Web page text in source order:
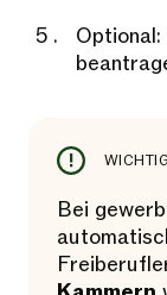
Optional:
WICHTIG
Bei